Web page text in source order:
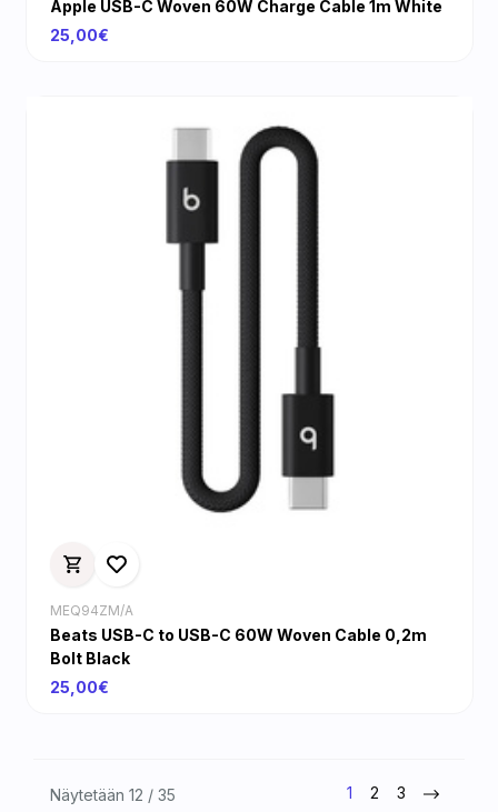
Apple USB-C Woven 60W Charge Cable 1m White
25,00€
MEQ94ZM/A
Beats USB-C to USB-C 60W Woven Cable 0,2m
Bolt Black
25,00€
Näytetään 12 / 35 1 2 3